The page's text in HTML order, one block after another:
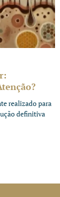
realizado para
definitiva